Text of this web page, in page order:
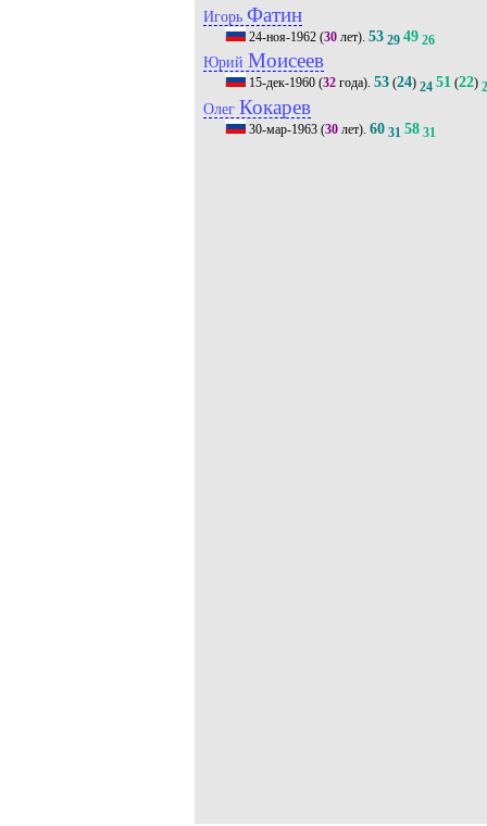
Игорь Фатин
24-ноя-1962(30лет). 53 29 49 26
Юрий Моисеев
15-дек-1960(32года). 53(24) 24 51(22)
Олег Кокарев
30-мар-1963(30лет). 60 31 58 31